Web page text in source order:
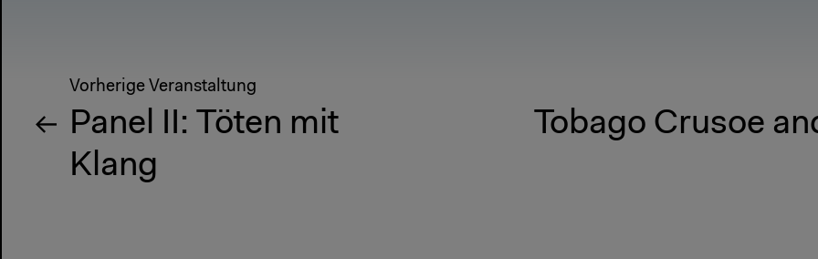
Vorherige Veranstaltung
Panel II: Töten mit
Klang
Tobago Crusoe